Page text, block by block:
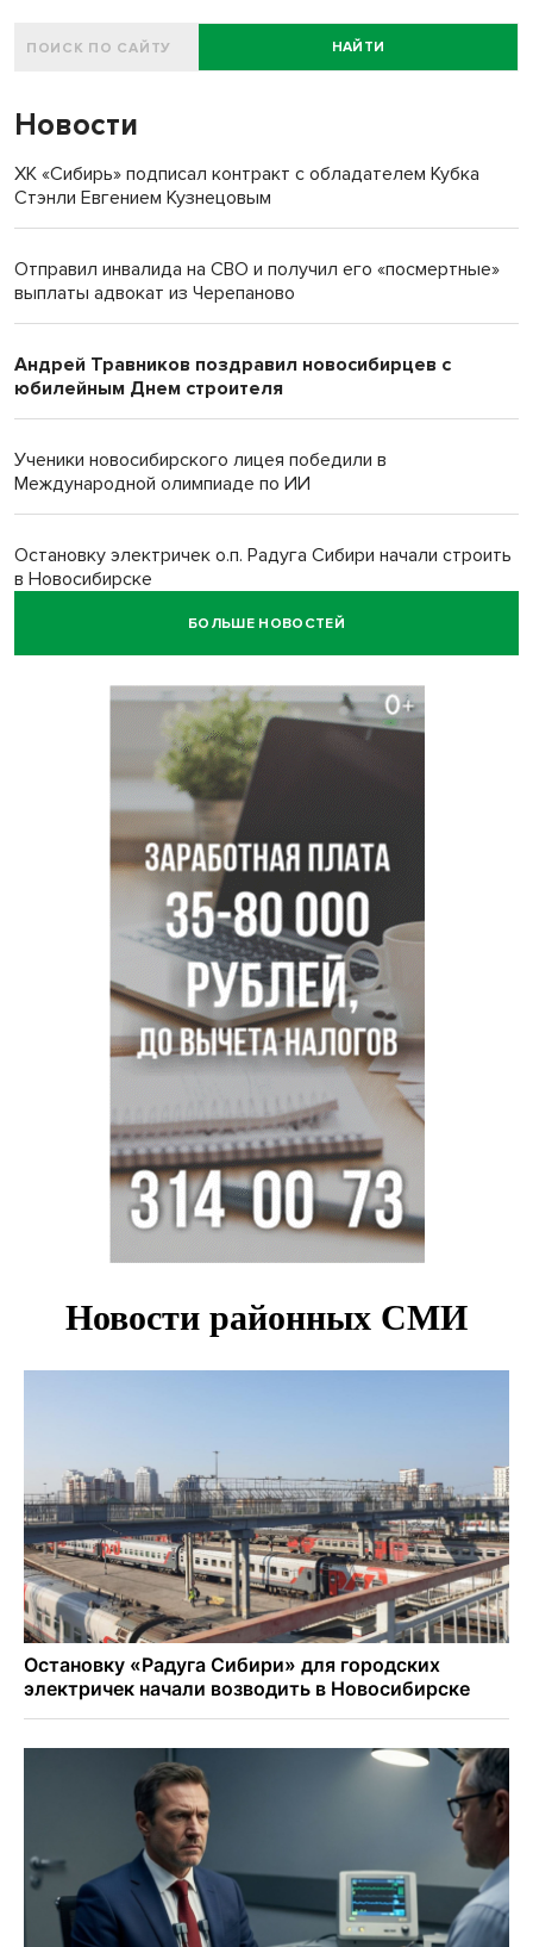
НАЙТИ
Новости
ХК «Сибирь» подписал контракт с обладателем Кубка
Стэнли Евгением Кузнецовым
Отправил инвалида на СВО и получил его «посмертные»
выплаты адвокат из Черепаново
Андрей Травников поздравил новосибирцев с
юбилейным Днем строителя
Ученики новосибирского лицея победили в
Международной олимпиаде по ИИ
Остановку электричек о.п. Радуга Сибири начали строить
в Новосибирске
Транспортная прокуратура проверит S7 после инцидента
500 литров ухи сварили новосибирцам на
Бугринском пляже
Под Новосибирском двое пострадали в ДТП с
перевернувшейся «ГАЗелью»
Легендарный хоккеист Тарасенко вернулся к брату в
БОЛЬШЕ НОВОСТЕЙ